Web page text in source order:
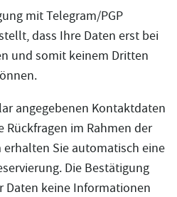
mit Telegram/PGP
dass Ihre Daten erst bei
und somit keinem Dritten
angegebenen Kontaktdaten
im Rahmen der
erhalten Sie automatisch eine
Die Bestätigung
Daten keine Informationen